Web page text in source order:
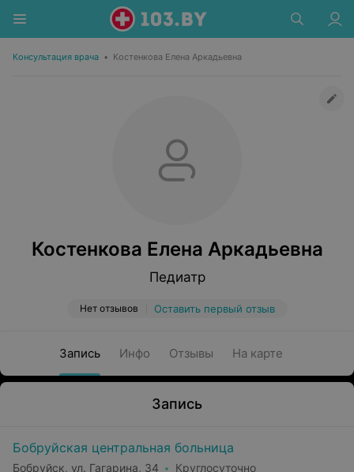
Консультация врача • Костенкова Елена Аркадьевна
Костенкова Елена Аркадьевна
Педиатр
Нет отзывов Оставить первый отзыв
Запись Инфо Отзывы На карте
Запись
Бобруйская центральная больница
Бобруйск, ул. Гагарина, 34 Круглосуточно